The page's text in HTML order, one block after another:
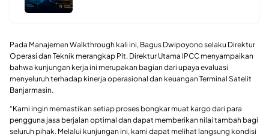
Pada Manajemen Walkthrough kali ini, Bagus Dwipoyono selaku Direktur
Operasi dan Teknik merangkap Plt. Direktur Utama IPCC menyampaikan
bahwa kunjungan kerja ini merupakan bagian dari upaya evaluasi
menyeluruh terhadap kinerja operasional dan keuangan Terminal Satelit
Banjarmasin.
“Kami ingin memastikan setiap proses bongkar muat kargo dari para
pengguna jasa berjalan optimal dan dapat memberikan nilai tambah bagi
seluruh pihak. Melalui kunjungan ini, kami dapat melihat langsung kondisi